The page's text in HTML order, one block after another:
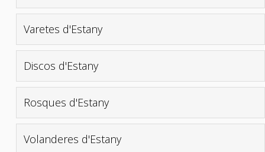
Varetes d'Estany
Discos d'Estany
Rosques d'Estany
Volanderes d'Estany